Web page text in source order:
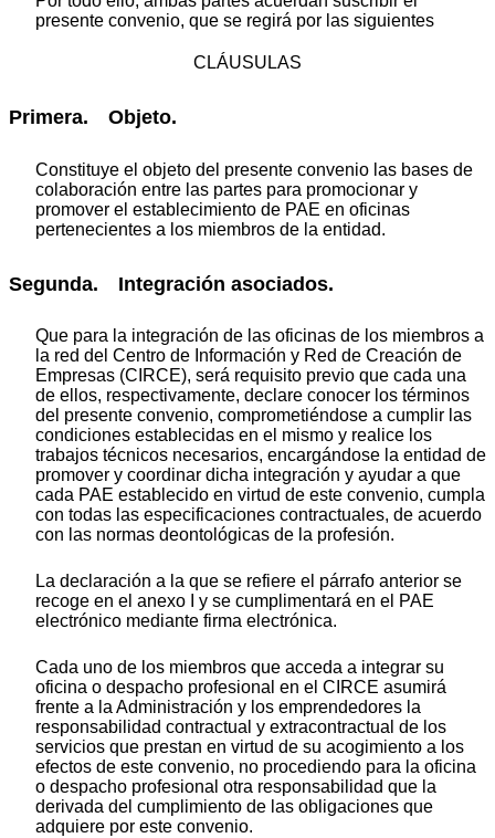
presente convenio, que se regirá por las siguientes
CLÁUSULAS
Primera. Objeto.
Constituye el objeto del presente convenio las bases de
colaboración entre las partes para promocionar y
promover el establecimiento de PAE en oficinas
pertenecientes a los miembros de la entidad.
Segunda. Integración asociados.
Que para la integración de las oficinas de los miembros a
la red del Centro de Información y Red de Creación de
Empresas (CIRCE), será requisito previo que cada una
de ellos, respectivamente, declare conocer los términos
del presente convenio, comprometiéndose a cumplir las
condiciones establecidas en el mismo y realice los
trabajos técnicos necesarios, encargándose la entidad de
promover y coordinar dicha integración y ayudar a que
cada PAE establecido en virtud de este convenio, cumpla
con todas las especificaciones contractuales, de acuerdo
con las normas deontológicas de la profesión.
La declaración a la que se refiere el párrafo anterior se
recoge en el anexo I y se cumplimentará en el PAE
electrónico mediante firma electrónica.
Cada uno de los miembros que acceda a integrar su
oficina o despacho profesional en el CIRCE asumirá
frente a la Administración y los emprendedores la
responsabilidad contractual y extracontractual de los
servicios que prestan en virtud de su acogimiento a los
efectos de este convenio, no procediendo para la oficina
o despacho profesional otra responsabilidad que la
derivada del cumplimiento de las obligaciones que
adquiere por este convenio.